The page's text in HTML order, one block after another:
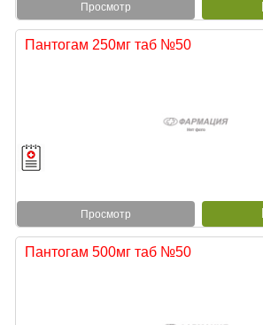
Просмотр
Пантогам 250мг таб №50
Просмотр
Пантогам 500мг таб №50